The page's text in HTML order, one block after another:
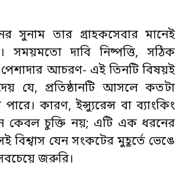
সুনাম তার গ্রাহকসেবার মানেই
সময়মতো দাবি নিষ্পত্তি, সঠিক
আচরণ- এই তিনটি বিষয়ই
যে, প্রতিষ্ঠানটি আসলে কতটা
কারণ, ইন্স্যুরেন্স বা ব্যাংকিং
কেবল চুক্তি নয়; এটি এক ধরনের
বিশ্বাস যেন সংকটের মুহূর্তে ভেঙে
জরুরি।